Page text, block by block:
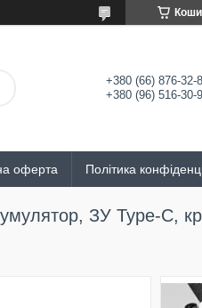
+380 (66) 876-32-
+380 (96) 516-30-
оферта Політика
ЗУ Type-C,